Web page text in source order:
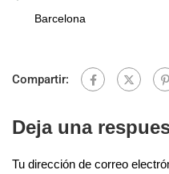
Barcelona
Compartir:
Deja una
Tu dirección de correo